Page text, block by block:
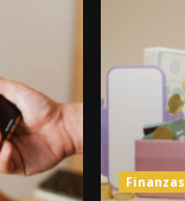
Finanzas